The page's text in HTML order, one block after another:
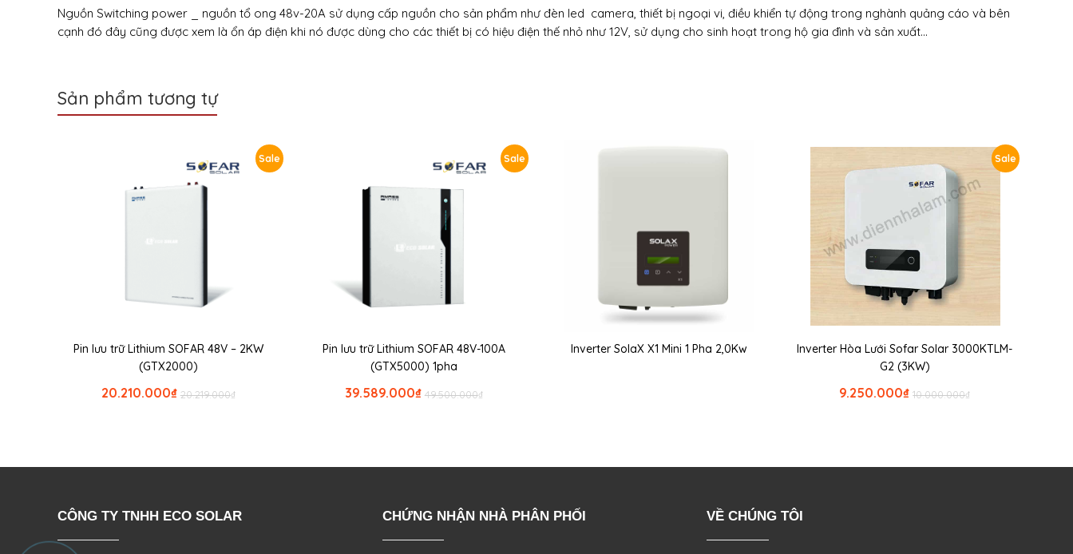
Nguồn Switching power
nguồn tổ ong 48v-20A sử dụng cấp nguồn cho sản phẩm như đèn led camera, thiết bị ngoại vi, điều khiển tự động trong nghành quảng cáo và bên
cạnh đó đây cũng được xem là ổn áp điện khi nó được dùng cho các thiết bị có hiệu điện thế nhỏ như 12V, sử dụng cho sinh hoạt trong hộ gia đình và sản xuất…
Sản phẩm tương tự
Sale
Pin lưu trữ Lithium SOFAR 48V – 2KW
(GTX2000)
₫
20.219.000
₫
20.210.000
Sale
Pin lưu trữ Lithium SOFAR 48V-100A
(GTX5000) 1pha
₫
49.500.000
₫
39.589.000
Inverter SolaX X1 Mini 1 Pha 2,0Kw
Sale
Inverter Hòa Lưới Sofar Solar 3000KTLM-
G2 (3KW)
₫
10.000.000
₫
9.250.000
CÔNG TY TNHH ECO SOLAR CHỨNG NHẬN NHÀ PHÂN PHỐI VỀ CHÚNG TÔI